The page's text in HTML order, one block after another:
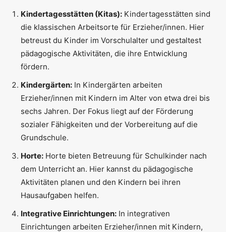
Kindertagesstätten (Kitas): Kindertagesstätten sind
die klassischen Arbeitsorte für Erzieher/innen. Hier
betreust du Kinder im Vorschulalter und gestaltest
pädagogische Aktivitäten, die ihre Entwicklung
fördern.
Kindergärten: In Kindergärten arbeiten
Erzieher/innen mit Kindern im Alter von etwa drei bis
sechs Jahren. Der Fokus liegt auf der Förderung
sozialer Fähigkeiten und der Vorbereitung auf die
Grundschule.
Horte: Horte bieten Betreuung für Schulkinder nach
dem Unterricht an. Hier kannst du pädagogische
Aktivitäten planen und den Kindern bei ihren
Hausaufgaben helfen.
Integrative Einrichtungen: In integrativen
Einrichtungen arbeiten Erzieher/innen mit Kindern,